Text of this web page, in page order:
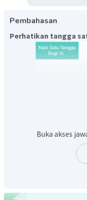
Pembahasan
Perhatikan tangga
Mengubah satuan
Buka akses